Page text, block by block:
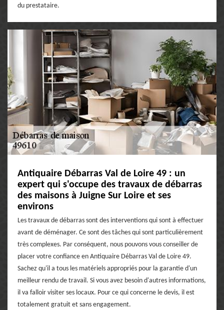
du prestataire.
Antiquaire Débarras Val de Loire 49 : un
expert qui s'occupe des travaux de débarras
des maisons à Juigne Sur Loire et ses
environs
Les travaux de débarras sont des interventions qui sont à effectuer
avant de déménager. Ce sont des tâches qui sont particulièrement
très complexes. Par conséquent, nous pouvons vous conseiller de
placer votre confiance en Antiquaire Débarras Val de Loire 49.
Sachez qu'il a tous les matériels appropriés pour la garantie d'un
meilleur rendu de travail. Si vous avez besoin d'autres informations,
il va falloir visiter ses locaux. Pour ce qui concerne le devis, il est
totalement gratuit et sans engagement.